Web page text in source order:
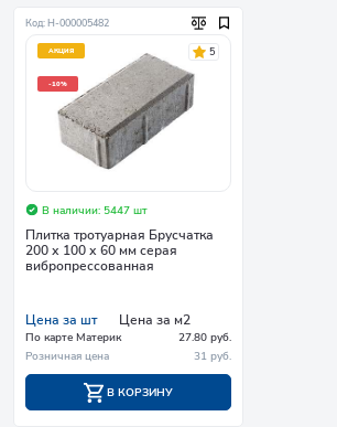
Код: Н-000005482
АКЦИЯ
-10%
5
В наличии: 5447 шт
Плитка тротуарная Брусчатка
200 х 100 х 60 мм серая
вибропрессованная
Цена за шт Цена за м2
По карте Материк
27.80 руб.
Розничная цена
31 руб.
В КОРЗИНУ